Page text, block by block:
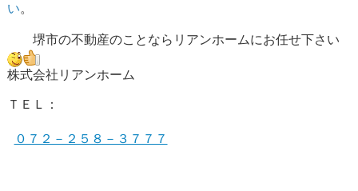
い。
堺市の不動産のことならリアンホームにお任せ下さい
株式会社リアンホーム
ＴＥＬ：
０７２－２５８－３７７７